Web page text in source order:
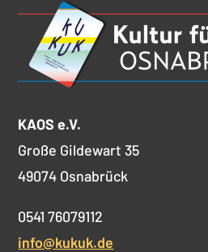
KAOS e.V.
Große Gildewart 35
49074 Osnabrück
0541 76079112
info@kukuk.de